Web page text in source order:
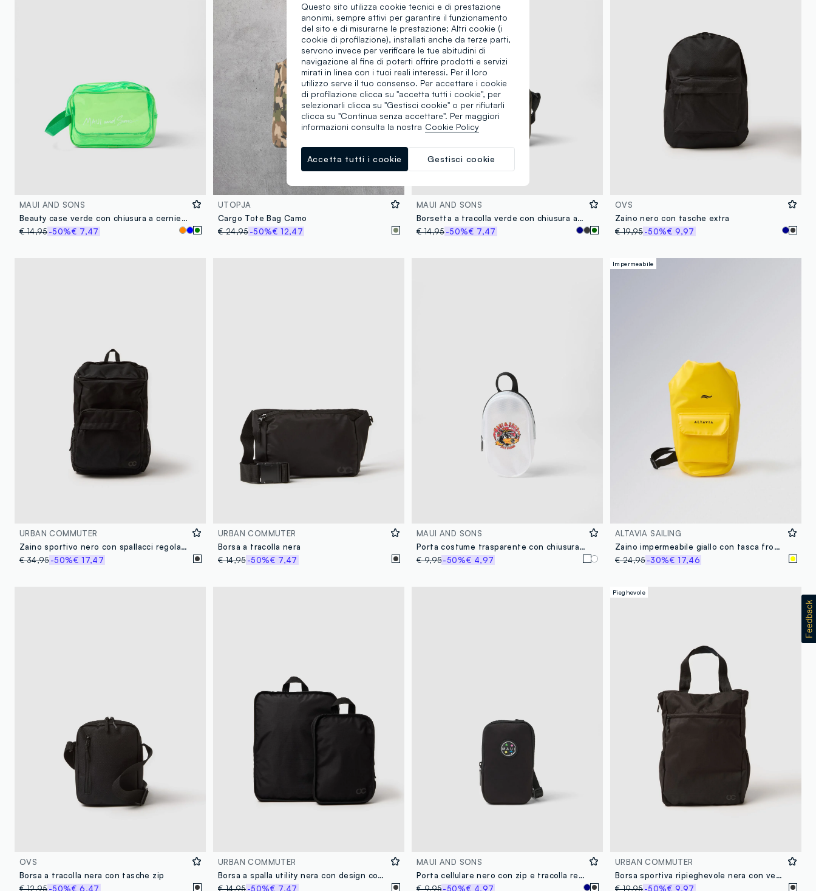
MAUI AND SONS
Beauty case verde con chiusura a cerniera
€ 14,95-50%€ 7,47
UTOPJA
Cargo Tote Bag Camo
€ 24,95-50%€ 12,47
MAUI AND SONS
Borsetta a tracolla verde con chiusura a zip e tracolla regolabile
€ 14,95-50%€ 7,47
OVS
Zaino nero con tasche extra
€ 19,95-50%€ 9,97
URBAN COMMUTER
Zaino sportivo nero con spallacci regolabili
€ 34,95-50%€ 17,47
URBAN COMMUTER
Borsa a tracolla nera
€ 14,95-50%€ 7,47
MAUI AND SONS
Porta costume trasparente con chiusura a zip
€ 9,95-50%€ 4,97
Impermeabile
ALTAVIA SAILING
Zaino impermeabile giallo con tasca frontale ALTAVIA SAILING
€ 24,95-30%€ 17,46
OVS
Borsa a tracolla nera con tasche zip
€ 12,95-50%€ 6,47
URBAN COMMUTER
Borsa a spalla utility nera con design compatto
€ 14,95-50%€ 7,47
MAUI AND SONS
Porta cellulare nero con zip e tracolla regolabile
€ 9,95-50%€ 4,97
Pieghevole
URBAN COMMUTER
Borsa sportiva ripieghevole nera con vestibilità pratica
€ 19,95-50%€ 9,97
Questo sito utilizza cookie tecnici e di prestazione
anonimi, sempre attivi per garantire il funzionamento
del sito e di misurarne le prestazione; Altri cookie (i
cookie di profilazione), installati anche da terze parti,
servono invece per verificare le tue abitudini di
navigazione al fine di poterti offrire prodotti e servizi
mirati in linea con i tuoi reali interessi. Per il loro
utilizzo serve il tuo consenso. Per accettare i cookie
di profilazione clicca su "accetta tutti i cookie", per
selezionarli clicca su "Gestisci cookie" o per rifiutarli
clicca su "Continua senza accettare". Per maggiori
informazioni consulta la nostra Cookie Policy
Gestisci cookie
Accetta tutti i cookie